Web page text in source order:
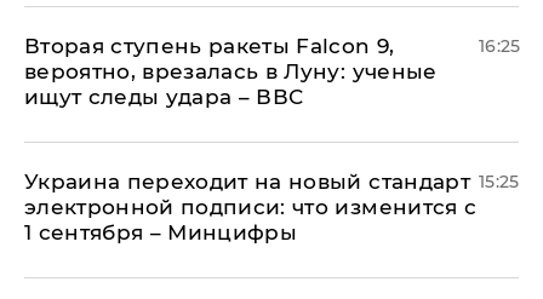
Вторая ступень ракеты Falcon 9,
вероятно, врезалась в Луну: ученые
ищут следы удара – ВВС
16:25
Украина переходит на новый стандарт
электронной подписи: что изменится с
1 сентября – Минцифры
15:25